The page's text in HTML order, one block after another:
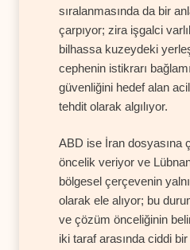
sıralanmasında da bir
çarpıyor; zira işgalci
bilhassa kuzeydeki
cephenin istikrarı
güvenliğini hedef alan
tehdit olarak algılıyor.
ABD ise İran dosyasına
öncelik veriyor ve
bölgesel çerçevenin
olarak ele alıyor; bu
ve çözüm önceliğinin
iki taraf arasında ciddi